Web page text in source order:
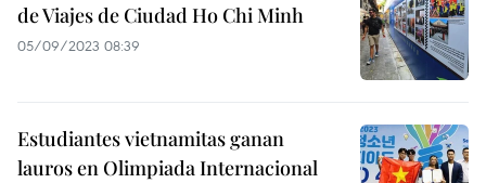
de Viajes de Ciudad Ho Chi Minh
05/09/2023 08:39
Estudiantes vietnamitas ganan
lauros en Olimpiada Internacional